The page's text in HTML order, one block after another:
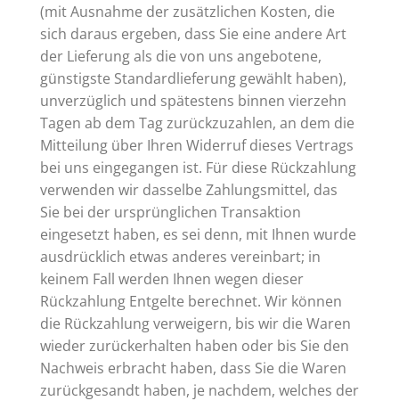
(mit Ausnahme der zusätzlichen Kosten, die
sich daraus ergeben, dass Sie eine andere Art
der Lieferung als die von uns angebotene,
günstigste Standardlieferung gewählt haben),
unverzüglich und spätestens binnen vierzehn
Tagen ab dem Tag zurückzuzahlen, an dem die
Mitteilung über Ihren Widerruf dieses Vertrags
bei uns eingegangen ist. Für diese Rückzahlung
verwenden wir dasselbe Zahlungsmittel, das
Sie bei der ursprünglichen Transaktion
eingesetzt haben, es sei denn, mit Ihnen wurde
ausdrücklich etwas anderes vereinbart; in
keinem Fall werden Ihnen wegen dieser
Rückzahlung Entgelte berechnet. Wir können
die Rückzahlung verweigern, bis wir die Waren
wieder zurückerhalten haben oder bis Sie den
Nachweis erbracht haben, dass Sie die Waren
zurückgesandt haben, je nachdem, welches der